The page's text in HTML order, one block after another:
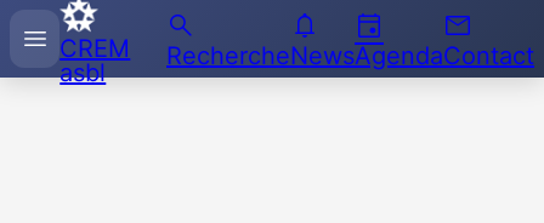
menu CREM
asbl
search
Recherche
notifications
News
event
Agenda
email
Contact